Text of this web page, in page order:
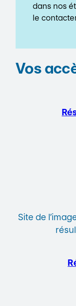
dans nos
le
Vos
Site de